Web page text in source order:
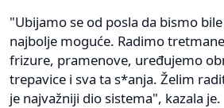
"Ubijamo se od posla da bismo
najbolje moguće. Radimo
frizure, pramenove, uređujemo
trepavice i sva ta s*anja. Želim
je najvažniji dio sistema", kazala je.